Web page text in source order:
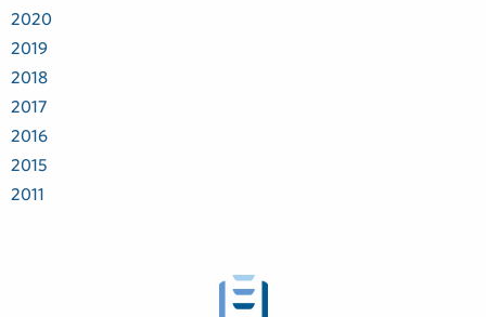
2020
2019
2018
2017
2016
2015
2011